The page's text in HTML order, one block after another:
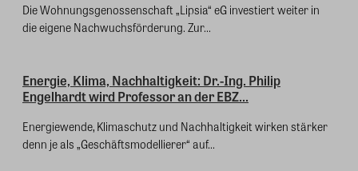
Die Wohnungsgenossenschaft „Lipsia“ eG investiert weiter in
die eigene Nachwuchsförderung. Zur...
Energie, Klima, Nachhaltigkeit: Dr.-Ing. Philip
Engelhardt wird Professor an der EBZ...
Energiewende, Klimaschutz und Nachhaltigkeit wirken stärker
denn je als „Geschäftsmodellierer“ auf...